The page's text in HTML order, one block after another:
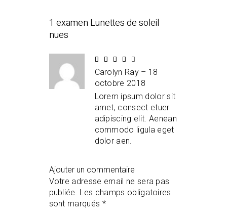
1 examen Lunettes de soleil
nues
sur
Carolyn Ray – 18
octobre 2018
Lorem ipsum dolor sit
amet, consect etuer
adipiscing elit. Aenean
commodo ligula eget
dolor aen.
Ajouter un commentaire
Votre adresse email ne sera pas
publiée. Les champs obligatoires
sont marqués *